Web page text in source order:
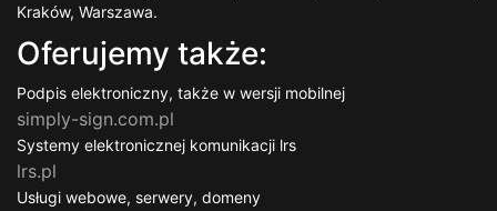
Kraków, Warszawa.
Oferujemy także:
Podpis elektroniczny, także w wersji mobilnej
simply-sign.com.pl
Systemy elektronicznej komunikacji lrs
lrs.pl
Usługi webowe, serwery, domeny